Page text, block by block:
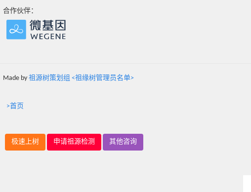
合作伙伴：
Made by 祖源树策划组 <祖缘树管理员名单>
>首页
极速上树 申请祖源检测 其他咨询